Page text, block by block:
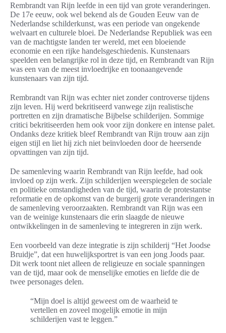
Rembrandt van Rijn leefde in een tijd van grote veranderingen.
De 17e eeuw, ook wel bekend als de Gouden Eeuw van de
Nederlandse schilderkunst, was een periode van ongekende
welvaart en culturele bloei. De Nederlandse Republiek was een
van de machtigste landen ter wereld, met een bloeiende
economie en een rijke handelsgeschiedenis. Kunstenaars
speelden een belangrijke rol in deze tijd, en Rembrandt van Rijn
was een van de meest invloedrijke en toonaangevende
kunstenaars van zijn tijd.
Rembrandt van Rijn was echter niet zonder controverse tijdens
zijn leven. Hij werd bekritiseerd vanwege zijn realistische
portretten en zijn dramatische Bijbelse schilderijen. Sommige
critici bekritiseerden hem ook voor zijn donkere en intense palet.
Ondanks deze kritiek bleef Rembrandt van Rijn trouw aan zijn
eigen stijl en liet hij zich niet beïnvloeden door de heersende
opvattingen van zijn tijd.
De samenleving waarin Rembrandt van Rijn leefde, had ook
invloed op zijn werk. Zijn schilderijen weerspiegelen de sociale
en politieke omstandigheden van de tijd, waarin de protestantse
reformatie en de opkomst van de burgerij grote veranderingen in
de samenleving veroorzaakten. Rembrandt van Rijn was een
van de weinige kunstenaars die erin slaagde de nieuwe
ontwikkelingen in de samenleving te integreren in zijn werk.
Een voorbeeld van deze integratie is zijn schilderij “Het Joodse
Bruidje”, dat een huwelijksportret is van een jong Joods paar.
Dit werk toont niet alleen de religieuze en sociale spanningen
van de tijd, maar ook de menselijke emoties en liefde die de
twee personages delen.
“Mijn doel is altijd geweest om de waarheid te
vertellen en zoveel mogelijk emotie in mijn
schilderijen vast te leggen.”